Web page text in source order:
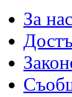
За нас